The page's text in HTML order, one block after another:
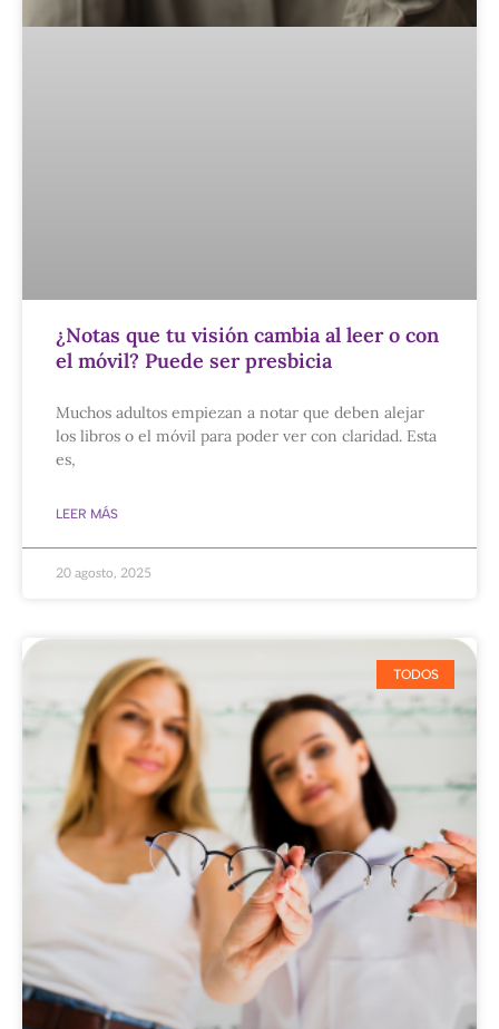
¿Notas que tu visión cambia al leer o con
el móvil? Puede ser presbicia
Muchos adultos empiezan a notar que deben alejar
los libros o el móvil para poder ver con claridad. Esta
es,
LEER MÁS
20 agosto, 2025
TODOS